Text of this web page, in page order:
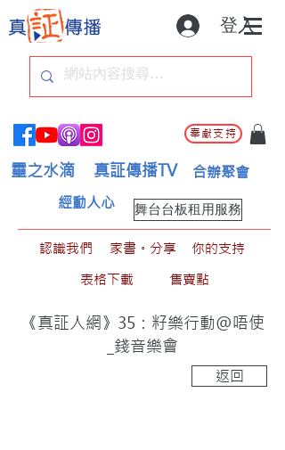
登入
奉獻支持
靈之水滴 真証傳播TV 合辦聚會
舞台台板租用服務
經動人心
認識我們 家書。分享
你的支持
表格下載
售賣點
《真証人網》35：籽樂行動@唔使
_錢音樂會
返回